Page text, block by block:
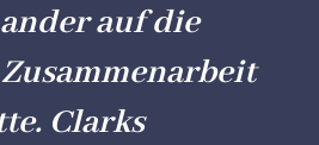
auf die
Clarks